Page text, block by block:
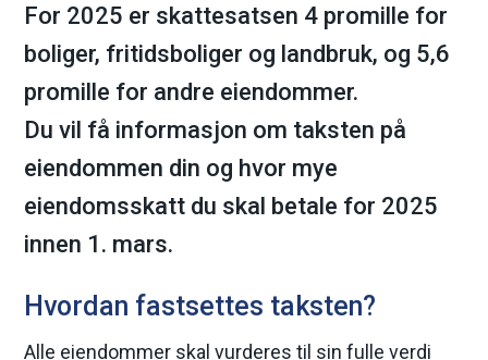
a
r
k
For 2025 er skattesatsen 4 promille for
boliger, fritidsboliger og landbruk, og 5,6
promille for andre eiendommer.
Du vil få informasjon om taksten på
eiendommen din og hvor mye
eiendomsskatt du skal betale for 2025
innen 1. mars.
Hvordan fastsettes taksten?
Alle eiendommer skal vurderes til sin fulle verdi